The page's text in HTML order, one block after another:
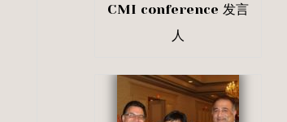
CMI conference 发言
人